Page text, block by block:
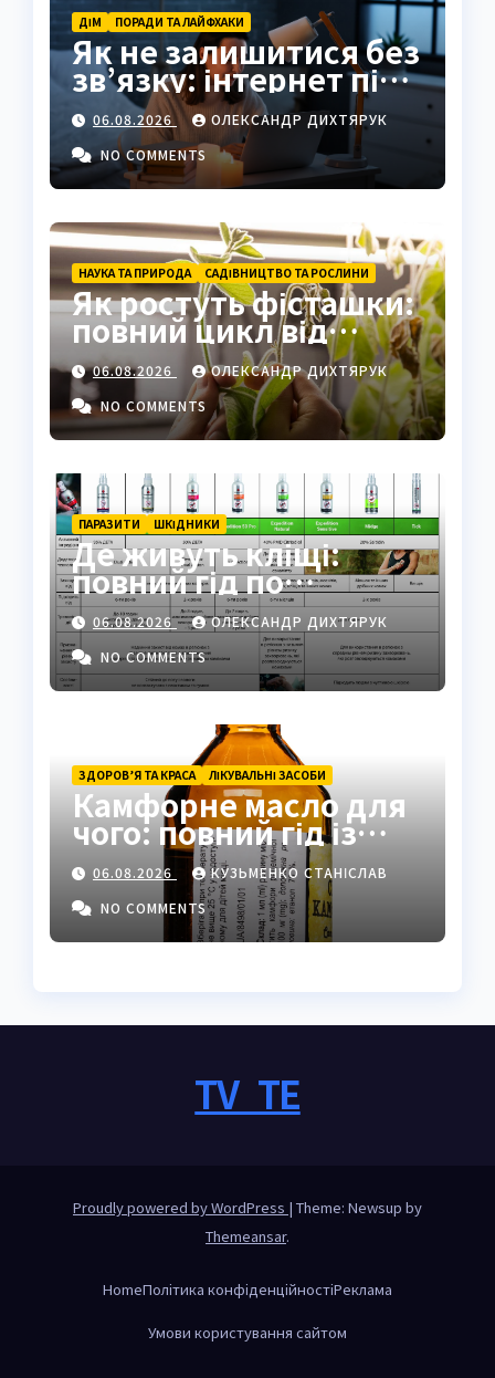
ДІМ ПОРАДИ ТА ЛАЙФХАКИ
Як не залишитися без
зв’язку: інтернет під
час відключень світла
06.08.2026
ОЛЕКСАНДР ДИХТЯРУК
NO COMMENTS
НАУКА ТА ПРИРОДА САДІВНИЦТВО ТА РОСЛИНИ
Як ростуть фісташки:
повний цикл від
насіння до стиглого
горіха
06.08.2026
ОЛЕКСАНДР ДИХТЯРУК
NO COMMENTS
ПАРАЗИТИ ШКІДНИКИ
Де живуть кліщі:
повний гід по
біотопах, ризиках і
захисті
06.08.2026
ОЛЕКСАНДР ДИХТЯРУК
NO COMMENTS
ЗДОРОВ’Я ТА КРАСА ЛІКУВАЛЬНІ ЗАСОБИ
Камфорне масло для
чого: повний гід із
застосуванням і
властивостями
06.08.2026
КУЗЬМЕНКО СТАНІСЛАВ
NO COMMENTS
TV_TE
Proudly powered by WordPress | Theme: Newsup by
Themeansar.
HomeПолітика конфіденційностіРеклама
Умови користування сайтом